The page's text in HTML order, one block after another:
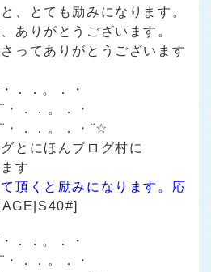
、とても励みになります。
ありがとうございます。
ってありがとうございます
．．。．・
．．。．・
・．．。．・¨☆
と にほんブログ村に
す
頂くと励みになります。応
．．。．・
．．。．・